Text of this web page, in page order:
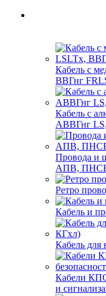
Кабель с
ВВГнг
Кабель с
АВВГнг
Провода
АПВ,
Ретро
Кабель и
Кабель для
Кабели КПС
и